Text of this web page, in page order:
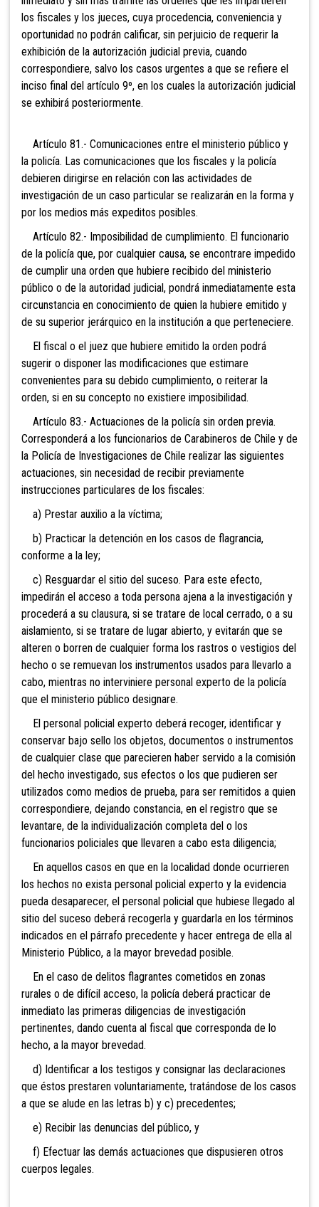
los fiscales y los jueces, cuya procedencia, conveniencia y
oportunidad no podrán calificar, sin perjuicio de requerir la
exhibición de la autorización judicial previa, cuando
correspondiere, salvo los casos urgentes a que se refiere el
inciso final del artículo 9º, en los cuales la autorización judicial
se exhibirá posteriormente.
Artículo 81.- Comunicaciones entre el ministerio público y
la policía. Las comunicaciones que los fiscales y la policía
debieren dirigirse en relación con las actividades de
investigación de un caso particular se realizarán en la forma y
por los medios más expeditos posibles.
Artículo 82.- Imposibilidad de cumplimiento. El funcionario
de la policía que, por cualquier causa, se encontrare impedido
de cumplir una orden que hubiere recibido del ministerio
público o de la autoridad judicial, pondrá inmediatamente esta
circunstancia en conocimiento de quien la hubiere emitido y
de su superior jerárquico en la institución a que perteneciere.
El fiscal o el juez que hubiere emitido la orden podrá
sugerir o disponer las modificaciones que estimare
convenientes para su debido cumplimiento, o reiterar la
orden, si en su concepto no existiere imposibilidad.
Artículo 83.- Actuaciones de la policía sin orden previa.
Corresponderá a los funcionarios de Carabineros de Chile y de
la Policía de Investigaciones de Chile realizar las siguientes
actuaciones, sin necesidad de recibir previamente
instrucciones particulares de los fiscales:
a) Prestar auxilio a la víctima;
b) Practicar la detención en los casos de flagrancia,
conforme a la ley;
c) Resguardar el sitio del suceso. Para este efecto,
impedirán el acceso a toda persona ajena a la investigación y
procederá a su clausura, si se tratare de local cerrado, o a su
aislamiento, si se tratare de lugar abierto, y evitarán que se
alteren o borren de cualquier forma los rastros o vestigios del
hecho o se remuevan los instrumentos usados para llevarlo a
cabo, mientras no interviniere personal experto de la policía
que el ministerio público designare.
El personal policial experto deberá recoger, identificar y
conservar bajo sello los objetos, documentos o instrumentos
de cualquier clase que parecieren haber servido a la comisión
del hecho investigado, sus efectos o los que pudieren ser
utilizados como medios de prueba, para ser remitidos a quien
correspondiere, dejando constancia, en el registro que se
levantare, de la individualización completa del o los
funcionarios policiales que llevaren a cabo esta diligencia;
En aquellos casos en que en la localidad donde ocurrieren
los hechos no exista personal policial experto y la evidencia
pueda desaparecer, el personal policial que hubiese llegado al
sitio del suceso deberá recogerla y guardarla en los términos
indicados en el párrafo precedente y hacer entrega de ella al
Ministerio Público, a la mayor brevedad posible.
En el caso de delitos flagrantes cometidos en zonas
rurales o de difícil acceso, la policía deberá practicar de
inmediato las primeras diligencias de investigación
pertinentes, dando cuenta al fiscal que corresponda de lo
hecho, a la mayor brevedad.
d) Identificar a los testigos y consignar las declaraciones
que éstos prestaren voluntariamente, tratándose de los casos
a que se alude en las letras b) y c) precedentes;
e) Recibir las denuncias del público, y
f) Efectuar las demás actuaciones que dispusieren otros
cuerpos legales.